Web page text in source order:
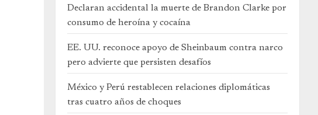
Declaran accidental la muerte de Brandon Clarke por
consumo de heroína y cocaína
EE. UU. reconoce apoyo de Sheinbaum contra narco
pero advierte que persisten desafíos
México y Perú restablecen relaciones diplomáticas
tras cuatro años de choques